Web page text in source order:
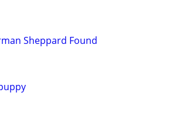
Sheppard Found